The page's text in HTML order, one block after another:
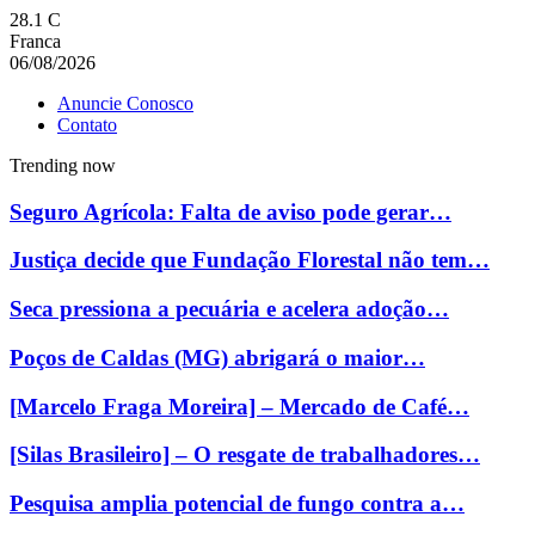
28.1 C
Franca
06/08/2026
Anuncie Conosco
Contato
Trending now
Seguro Agrícola: Falta de aviso pode gerar…
Justiça decide que Fundação Florestal não tem…
Seca pressiona a pecuária e acelera adoção…
Poços de Caldas (MG) abrigará o maior…
[Marcelo Fraga Moreira] – Mercado de Café…
[Silas Brasileiro] – O resgate de trabalhadores…
Pesquisa amplia potencial de fungo contra a…